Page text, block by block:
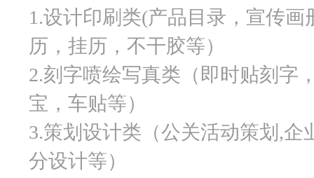
1.设计印刷类(产品目录，宣传
历，挂历，不干胶等）
2.刻字喷绘写真类（即时贴刻字
宝，车贴等）
3.策划设计类（公关活动策划,
分设计等）